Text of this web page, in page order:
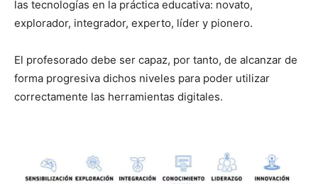
las tecnologías en la práctica educativa: novato,
explorador, integrador, experto, líder y pionero.
El profesorado debe ser capaz, por tanto, de alcanzar de
forma progresiva dichos niveles para poder utilizar
correctamente las herramientas digitales.